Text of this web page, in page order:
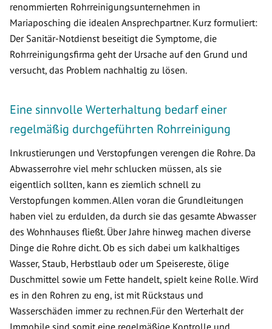
renommierten Rohrreinigungsunternehmen in
Mariaposching die idealen Ansprechpartner. Kurz formuliert:
Der Sanitär-Notdienst beseitigt die Symptome, die
Rohrreinigungsfirma geht der Ursache auf den Grund und
versucht, das Problem nachhaltig zu lösen.
Eine sinnvolle Werterhaltung bedarf einer
regelmäßig durchgeführten Rohrreinigung
Inkrustierungen und Verstopfungen verengen die Rohre. Da
Abwasserrohre viel mehr schlucken müssen, als sie
eigentlich sollten, kann es ziemlich schnell zu
Verstopfungen kommen. Allen voran die Grundleitungen
haben viel zu erdulden, da durch sie das gesamte Abwasser
des Wohnhauses fließt. Über Jahre hinweg machen diverse
Dinge die Rohre dicht. Ob es sich dabei um kalkhaltiges
Wasser, Staub, Herbstlaub oder um Speisereste, ölige
Duschmittel sowie um Fette handelt, spielt keine Rolle. Wird
es in den Rohren zu eng, ist mit Rückstaus und
Wasserschäden immer zu rechnen.Für den Werterhalt der